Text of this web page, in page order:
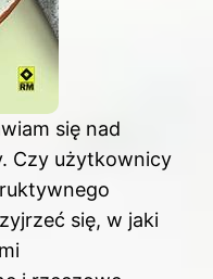
się nad
Czy użytkownicy
się, w jaki